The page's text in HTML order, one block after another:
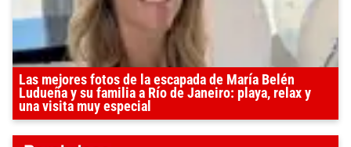
Las mejores fotos de la escapada de María Belén
Ludueña y su familia a Río de Janeiro: playa, relax y
una visita muy especial